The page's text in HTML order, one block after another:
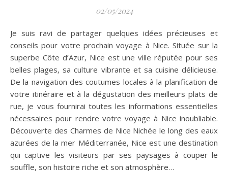
02/05/2024
Je suis ravi de partager quelques idées précieuses et
conseils pour votre prochain voyage à Nice. Située sur la
superbe Côte d’Azur, Nice est une ville réputée pour ses
belles plages, sa culture vibrante et sa cuisine délicieuse.
De la navigation des coutumes locales à la planification de
votre itinéraire et à la dégustation des meilleurs plats de
rue, je vous fournirai toutes les informations essentielles
nécessaires pour rendre votre voyage à Nice inoubliable.
Découverte des Charmes de Nice Nichée le long des eaux
azurées de la mer Méditerranée, Nice est une destination
qui captive les visiteurs par ses paysages à couper le
souffle, son histoire riche et son atmosphère…